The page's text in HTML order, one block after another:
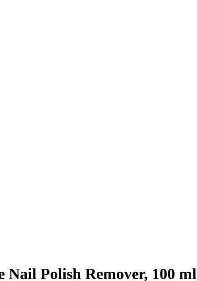
Nail Polish Remover, 100 ml